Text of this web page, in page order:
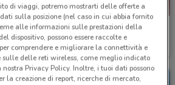
460 m
Alpitour
Scade il 31/12 460 m
di viaggi, potremo mostrarti delle offerte a
sulla posizione (nel caso in cui abbia fornito
alle informazioni sulle prestazioni della
dispositivo, possono essere raccolte e
comprendere e migliorare la connettività e
sulle delle reti wireless, come meglio indicato
Privacy Policy. Inoltre, i tuoi dati possono
la creazione di report, ricerche di mercato,